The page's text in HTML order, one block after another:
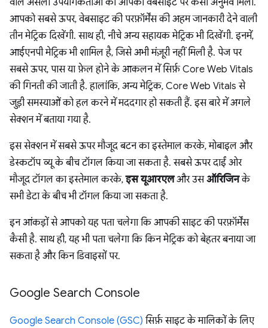
वाले असली उपयोगकर्ताओं को आपकी वेबसाइट पर कैसा अनुभव मिला.
आपको सबसे ऊपर, वेबसाइट की परफ़ॉर्मेंस की अहम जानकारी देने वाली
तीन मेट्रिक दिखेंगी. साथ ही, नीचे अन्य सहायक मेट्रिक भी दिखेंगी. इनमें,
आईएनपी मेट्रिक भी शामिल है, जिसे अभी मंज़ूरी नहीं मिली है. पेज पर
सबसे ऊपर, पास या फ़ेल होने के आकलन में सिर्फ़ Core Web Vitals
की गिनती की जाती है. हालांकि, अन्य मेट्रिक, Core Web Vitals से
जुड़ी समस्याओं को हल करने में मददगार हो सकती हैं. इस बारे में अगले
सेक्शन में बताया गया है.
इस सेक्शन में सबसे ऊपर मौजूद बटन का इस्तेमाल करके, मोबाइल और
डेस्कटॉप व्यू के बीच टॉगल किया जा सकता है. सबसे ऊपर दाईं ओर
मौजूद टॉगल का इस्तेमाल करके,इस यूआरएलऔर उसऑरिजिनके
सभी डेटा के बीच भी टॉगल किया जा सकता है.
इन आंकड़ों से आपको यह पता चलेगा कि आपकी साइट की परफ़ॉर्मेंस
कैसी है. साथ ही, यह भी पता चलेगा कि किन मेट्रिक को बेहतर बनाया जा
सकता है और किन डिवाइसों पर.
Google Search Console
Google Search Console (GSC) सिर्फ़ साइट के मालिकों के लिए